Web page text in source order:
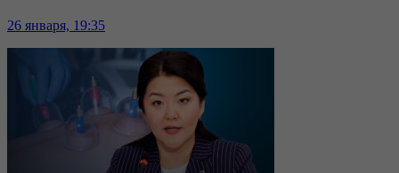
26 января, 19:35